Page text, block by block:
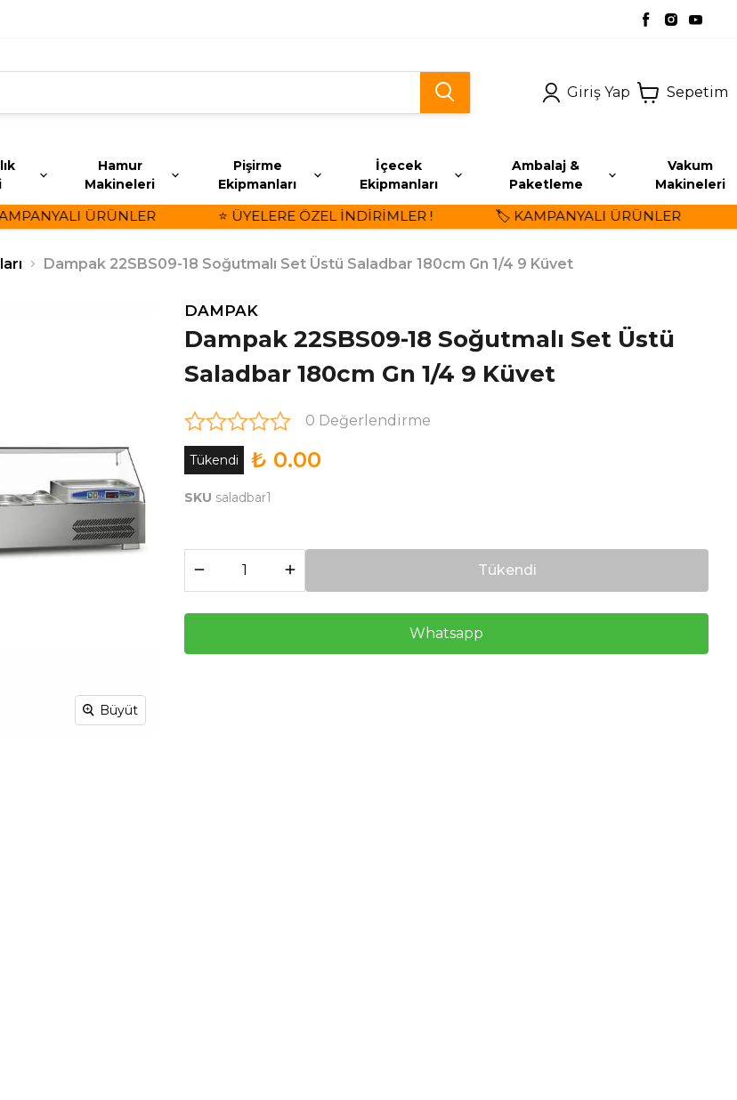
Giriş Yap Sepetim
Hamur
Makineleri
Pişirme
Ekipmanları
İçecek
Ekipmanları
Ambalaj &
Paketleme
Vakum
Makineleri
ÜRÜNLER ⭐ ÜYELERE ÖZEL İNDİRİMLER ! 🏷️ KAMPANYALI ÜRÜNLER
Dampak 22SBS09-18 Soğutmalı Set Üstü Saladbar 180cm Gn 1/4 9 Küvet
Büyüt
DAMPAK
Dampak 22SBS09-18 Soğutmalı Set Üstü
Saladbar 180cm Gn 1/4 9 Küvet
0 Değerlendirme
Tükendi ₺ 0.00
SKU saladbar1
Tükendi
Whatsapp